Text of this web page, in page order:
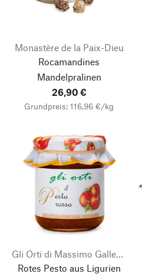
Monastère de la Paix-Dieu
Rocamandines
Mandelpralinen
26,90 €
Grundpreis: 116,96 €/kg
Gli Orti di Massimo Galleano
Rotes Pesto aus Ligurien